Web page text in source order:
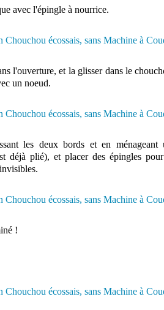
avec l'épingle à nourrice.
l'ouverture, et la glisser dans le
un noeud.
les deux bords et en
déjà plié), et placer des épingles
!